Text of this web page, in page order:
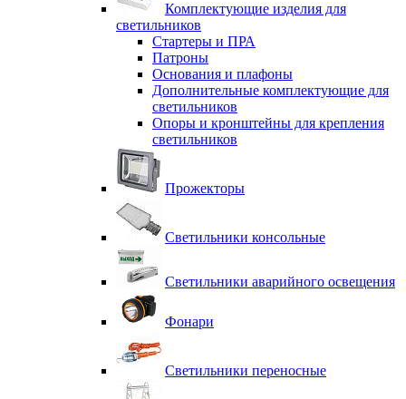
Комплектующие изделия для
светильников
Стартеры и ПРА
Патроны
Основания и плафоны
Дополнительные комплектующие для
светильников
Опоры и кронштейны для крепления
светильников
Прожекторы
Светильники консольные
Светильники аварийного освещения
Фонари
Светильники переносные